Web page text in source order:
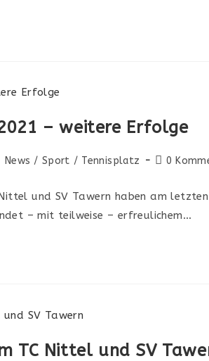
– weitere Erfolge
News / Sport / Tennisplatz 0
und SV Tawern haben am
– mit teilweise – erfreulichem…
TC Nittel und SV